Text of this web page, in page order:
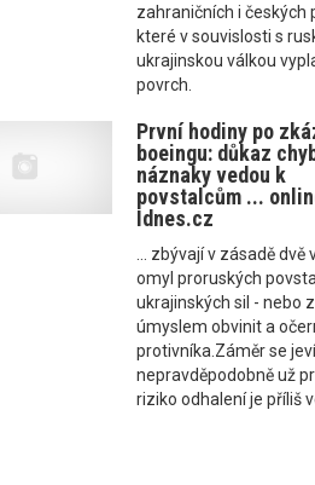
zahraničních i českých
které v souvislosti s
ukrajinskou válkou
povrch.
První hodiny po
boeingu: důkaz
náznaky vedou k
povstalcům ...
Idnes.cz
... zbývají v zásadě dvě
omyl proruských
ukrajinských sil - nebo
úmyslem obvinit a
protivníka.Záměr se
nepravděpodobně už
riziko odhalení je příliš